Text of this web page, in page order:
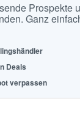
Prospekte
Ganz
Deals
verpassen